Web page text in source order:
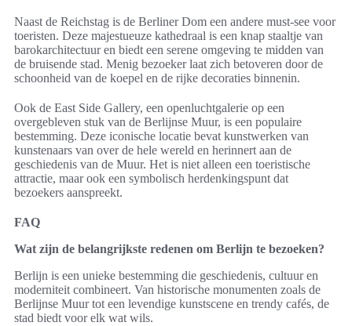
Naast de Reichstag is de Berliner Dom een andere must-see voor
toeristen. Deze majestueuze kathedraal is een knap staaltje van
barokarchitectuur en biedt een serene omgeving te midden van
de bruisende stad. Menig bezoeker laat zich betoveren door de
schoonheid van de koepel en de rijke decoraties binnenin.
Ook de East Side Gallery, een openluchtgalerie op een
overgebleven stuk van de Berlijnse Muur, is een populaire
bestemming. Deze iconische locatie bevat kunstwerken van
kunstenaars van over de hele wereld en herinnert aan de
geschiedenis van de Muur. Het is niet alleen een toeristische
attractie, maar ook een symbolisch herdenkingspunt dat
bezoekers aanspreekt.
FAQ
Wat zijn de belangrijkste redenen om Berlijn te bezoeken?
Berlijn is een unieke bestemming die geschiedenis, cultuur en
moderniteit combineert. Van historische monumenten zoals de
Berlijnse Muur tot een levendige kunstscene en trendy cafés, de
stad biedt voor elk wat wils.